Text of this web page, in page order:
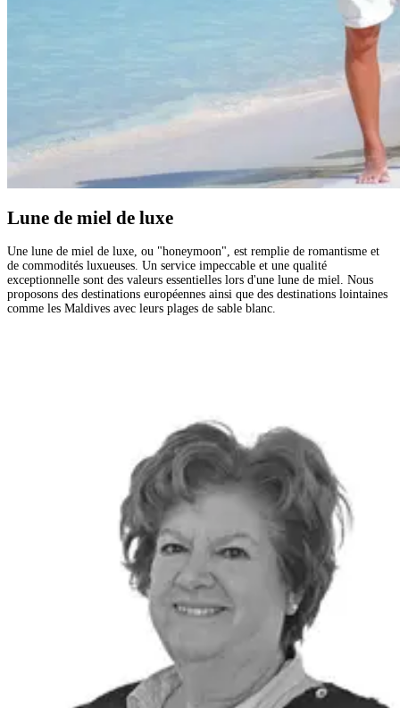
Lune de miel de luxe
Une lune de miel de luxe, ou "honeymoon", est remplie de romantisme et
de commodités luxueuses. Un service impeccable et une qualité
exceptionnelle sont des valeurs essentielles lors d'une lune de miel. Nous
proposons des destinations européennes ainsi que des destinations lointaines
comme les Maldives avec leurs plages de sable blanc.